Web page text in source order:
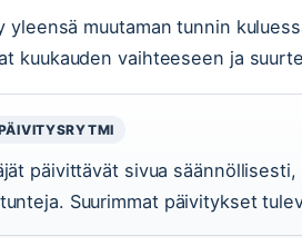
yleensä muutaman tunnin
kuukauden vaihteeseen ja
päivittävät sivua
Suurimmat päivitykset